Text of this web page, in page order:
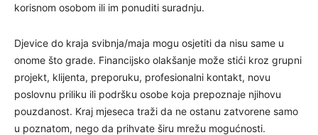
korisnom osobom ili im ponuditi suradnju.
Djevice do kraja svibnja/maja mogu osjetiti da nisu same u
onome što grade. Financijsko olakšanje može stići kroz grupni
projekt, klijenta, preporuku, profesionalni kontakt, novu
poslovnu priliku ili podršku osobe koja prepoznaje njihovu
pouzdanost. Kraj mjeseca traži da ne ostanu zatvorene samo
u poznatom, nego da prihvate širu mrežu mogućnosti.